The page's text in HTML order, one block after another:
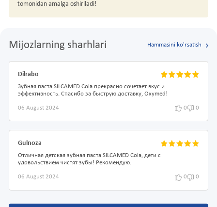
tomonidan amalga oshiriladi!
Mijozlarning sharhlari Hammasini ko'rsatish
Dilrabo
Зубная паста SILCAMED Cola прекрасно сочетает вкус и
эффективность. Спасибо за быструю доставку, Oxymed!
06 August 2024 0 0
Gulnoza
Отличная детская зубная паста SILCAMED Cola, дети с
удовольствием чистят зубы! Рекомендую.
06 August 2024 0 0